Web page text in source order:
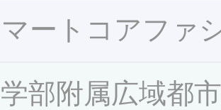
ートコアファ
部附属広域都